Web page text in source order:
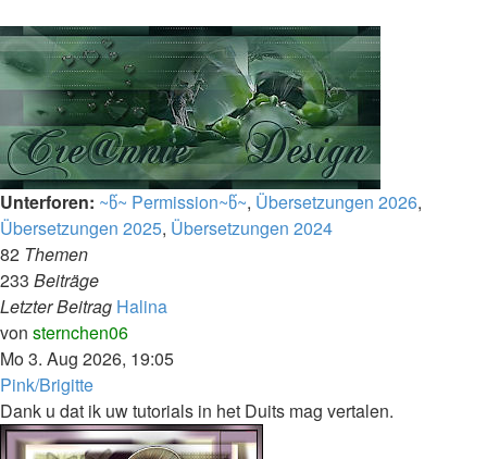
Unterforen: ~წ~ Permission~წ~, Übersetzungen 2026,
Übersetzungen 2025, Übersetzungen 2024
82 Themen
233 Beiträge
Letzter Beitrag Halina
von sternchen06Neuester
Beitrag
Mo 3. Aug 2026, 19:05
Pink/Brigitte
Dank u dat ik uw tutorials in het Duits mag vertalen.